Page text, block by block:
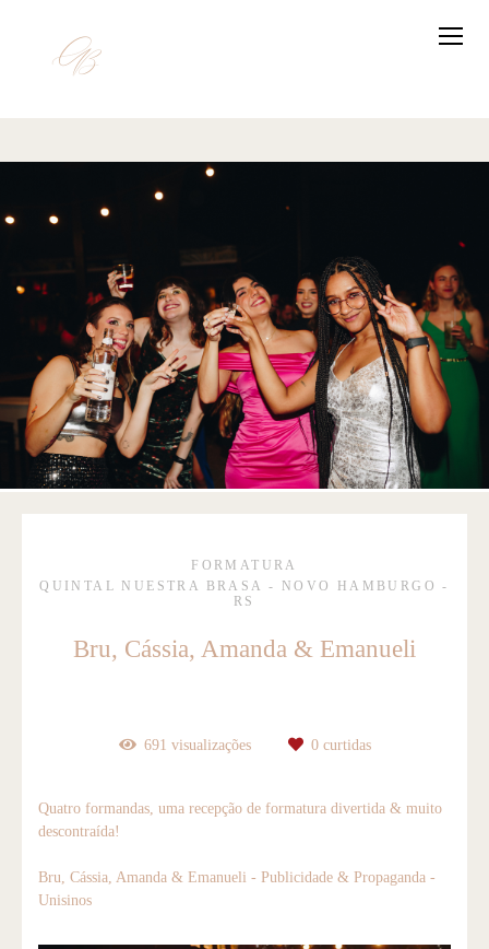
FORMATURA
QUINTAL NUESTRA BRASA - NOVO HAMBURGO -
RS
Bru, Cássia, Amanda & Emanueli
691 visualizações 0curtidas
Quatro formandas, uma recepção de formatura divertida & muito
descontraída!
Bru, Cássia, Amanda & Emanueli - Publicidade & Propaganda -
Unisinos